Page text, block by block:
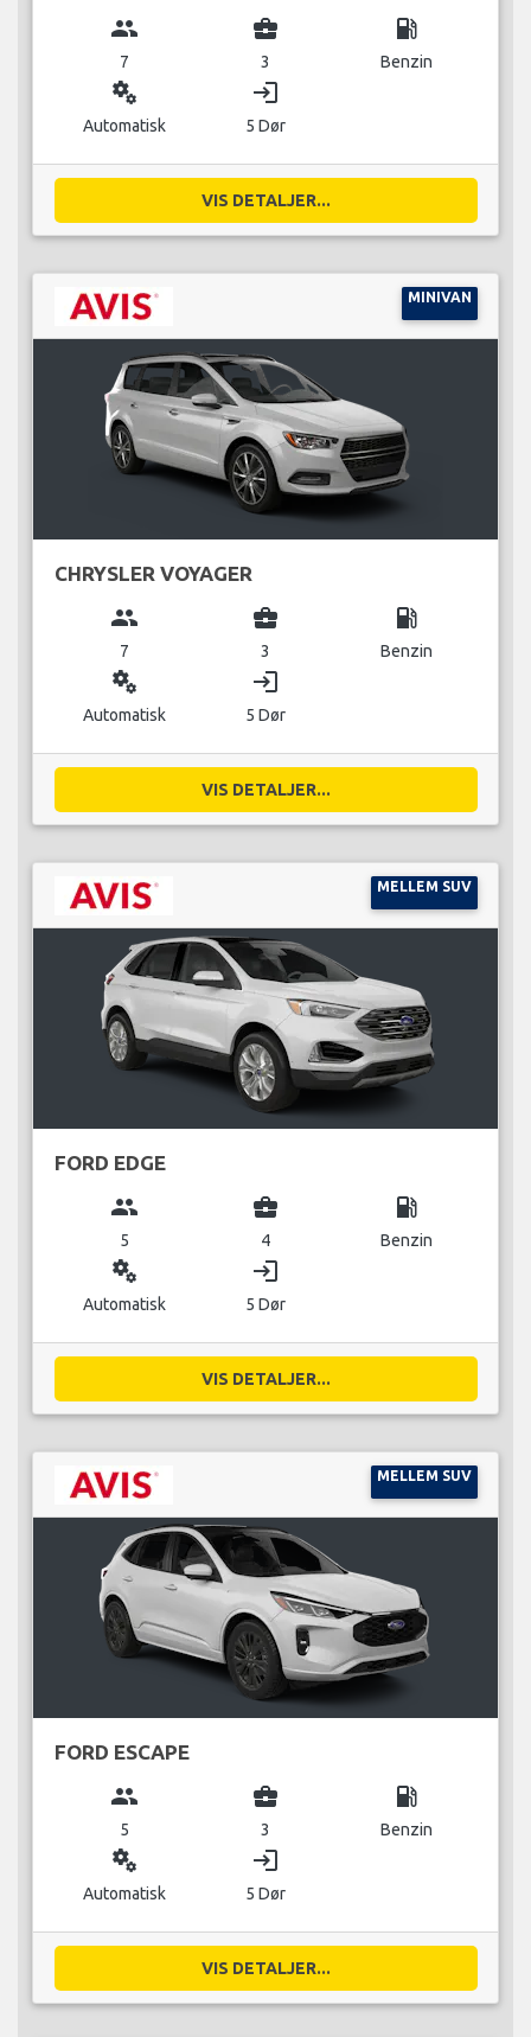
group
7
business_center
3
local_gas_station
Benzin
miscellaneous_services
Automatisk
login
5 Dør
VIS DETALJER...
MINIVAN
CHRYSLER VOYAGER
group
7
business_center
3
local_gas_station
Benzin
miscellaneous_services
Automatisk
login
5 Dør
VIS DETALJER...
MELLEM SUV
FORD EDGE
group
5
business_center
4
local_gas_station
Benzin
miscellaneous_services
Automatisk
login
5 Dør
VIS DETALJER...
MELLEM SUV
FORD ESCAPE
group
5
business_center
3
local_gas_station
Benzin
miscellaneous_services
Automatisk
login
5 Dør
VIS DETALJER...